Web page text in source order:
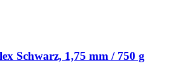
Schwarz, 1,75 mm / 750 g